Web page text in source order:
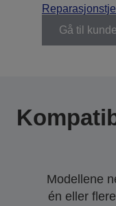
Gå til
Modellene
én eller